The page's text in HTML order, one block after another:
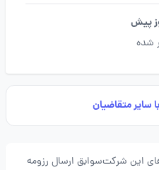
شده
سایر متقاضیان
این شرکتسوابق ارسال رزومه